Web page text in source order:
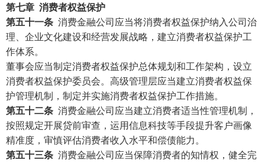
第七章 消费者权益保护
第五十一条 消费金融公司应当将消费者权益保护纳入公司治
理、企业文化建设和经营发展战略，建立消费者权益保护工
作体系。
董事会应当制定消费者权益保护总体规划和工作架构，设立
消费者权益保护委员会。高级管理层应当建立消费者权益保
护管理机制，制定并实施消费者权益保护工作措施。
第五十二条 消费金融公司应当建立消费者适当性管理机制，
按照规定开展贷前审查，运用信息科技等手段提升客户画像
精准度，审慎评估消费者收入水平和偿债能力。
第五十三条 消费金融公司应当保障消费者的知情权，健全完